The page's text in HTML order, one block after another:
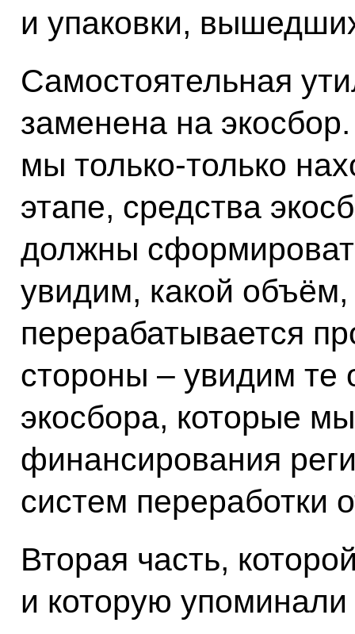
и упаковки,
Самостоятельная
заменена на
мы только-только
этапе, средства
должны
увидим, какой
перерабатывается
стороны – увидим те
экосбора, которые
финансирования
систем переработки
Вторая часть,
и которую